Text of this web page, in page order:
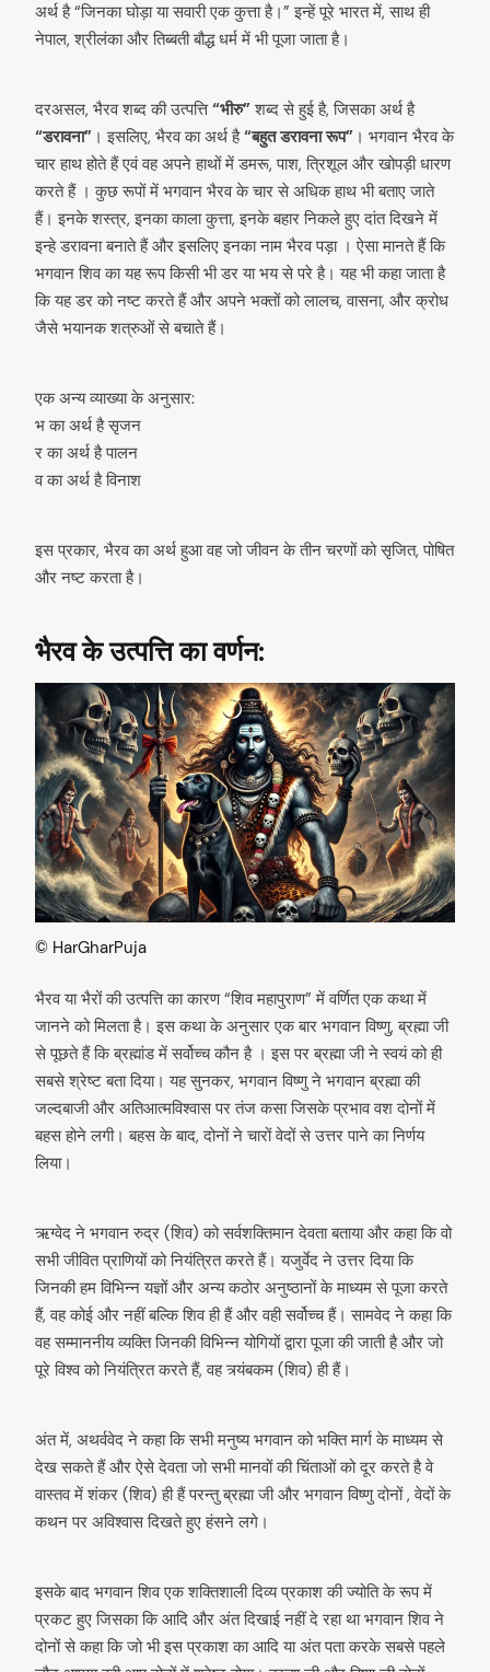
अर्थ है “जिनका घोड़ा या सवारी एक कुत्ता है।” इन्हें पूरे भारत में, साथ ही
नेपाल, श्रीलंका और तिब्बती बौद्ध धर्म में भी पूजा जाता है।
दरअसल, भैरव शब्द की उत्पत्ति“भीरु”शब्द से हुई है, जिसका अर्थ है
“डरावना” । इसलिए, भैरव का अर्थ है“बहुत डरावना रूप” । भगवान भैरव के
चार हाथ होते हैं एवं वह अपने हाथों में डमरू, पाश, त्रिशूल और खोपड़ी धारण
करते हैं । कुछ रूपों में भगवान भैरव के चार से अधिक हाथ भी बताए जाते
हैं। इनके शस्त्र, इनका काला कुत्ता, इनके बहार निकले हुए दांत दिखने में
इन्हे डरावना बनाते हैं और इसलिए इनका नाम भैरव पड़ा । ऐसा मानते हैं कि
भगवान शिव का यह रूप किसी भी डर या भय से परे है। यह भी कहा जाता है
कि यह डर को नष्ट करते हैं और अपने भक्तों को लालच, वासना, और क्रोध
जैसे भयानक शत्रुओं से बचाते हैं।
एक अन्य व्याख्या के अनुसार:
भ का अर्थ है सृजन
र का अर्थ है पालन
व का अर्थ है विनाश
इस प्रकार, भैरव का अर्थ हुआ वह जो जीवन के तीन चरणों को सृजित, पोषित
और नष्ट करता है।
भैरव के उत्पत्ति का वर्णन:
© HarGharPuja
भैरव या भैरों की उत्पत्ति का कारण “शिव महापुराण” में वर्णित एक कथा में
जानने को मिलता है। इस कथा के अनुसार एक बार भगवान विष्णु, ब्रह्मा जी
से पूछते हैं कि ब्रह्मांड में सर्वोच्च कौन है । इस पर ब्रह्मा जी ने स्वयं को ही
सबसे श्रेष्ट बता दिया। यह सुनकर, भगवान विष्णु ने भगवान ब्रह्मा की
जल्दबाजी और अतिआत्मविश्वास पर तंज कसा जिसके प्रभाव वश दोनों में
बहस होने लगी। बहस के बाद, दोनों ने चारों वेदों से उत्तर पाने का निर्णय
लिया।
ऋग्वेद ने भगवान रुद्र (शिव) को सर्वशक्तिमान देवता बताया और कहा कि वो
सभी जीवित प्राणियों को नियंत्रित करते हैं। यजुर्वेद ने उत्तर दिया कि
जिनकी हम विभिन्न यज्ञों और अन्य कठोर अनुष्ठानों के माध्यम से पूजा करते
हैं, वह कोई और नहीं बल्कि शिव ही हैं और वही सर्वोच्च हैं। सामवेद ने कहा कि
वह सम्माननीय व्यक्ति जिनकी विभिन्न योगियों द्वारा पूजा की जाती है और जो
पूरे विश्व को नियंत्रित करते हैं, वह त्र्यंबकम (शिव) ही हैं।
अंत में, अथर्ववेद ने कहा कि सभी मनुष्य भगवान को भक्ति मार्ग के माध्यम से
देख सकते हैं और ऐसे देवता जो सभी मानवों की चिंताओं को दूर करते है वे
वास्तव में शंकर (शिव) ही हैं परन्तु ब्रह्मा जी और भगवान विष्णु दोनों , वेदों के
कथन पर अविश्वास दिखते हुए हंसने लगे।
इसके बाद भगवान शिव एक शक्तिशाली दिव्य प्रकाश की ज्योति के रूप में
प्रकट हुए जिसका कि आदि और अंत दिखाई नहीं दे रहा था भगवान शिव ने
दोनों से कहा कि जो भी इस प्रकाश का आदि या अंत पता करके सबसे पहले